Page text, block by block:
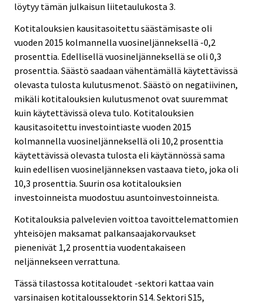
löytyy tämän julkaisun liitetaulukosta 3.
Kotitalouksien kausitasoitettu säästämisaste oli
vuoden 2015 kolmannella vuosineljänneksellä -0,2
prosenttia. Edellisellä vuosineljänneksellä se oli 0,3
prosenttia. Säästö saadaan vähentämällä käytettävissä
olevasta tulosta kulutusmenot. Säästö on negatiivinen,
mikäli kotitalouksien kulutusmenot ovat suuremmat
kuin käytettävissä oleva tulo. Kotitalouksien
kausitasoitettu investointiaste vuoden 2015
kolmannella vuosineljänneksellä oli 10,2 prosenttia
käytettävissä olevasta tulosta eli käytännössä sama
kuin edellisen vuosineljänneksen vastaava tieto, joka oli
10,3 prosenttia. Suurin osa kotitalouksien
investoinneista muodostuu asuntoinvestoinneista.
Kotitalouksia palvelevien voittoa tavoittelemattomien
yhteisöjen maksamat palkansaajakorvaukset
pienenivät 1,2 prosenttia vuodentakaiseen
neljännekseen verrattuna.
Tässä tilastossa kotitaloudet -sektori kattaa vain
varsinaisen kotitaloussektorin S14. Sektori S15,